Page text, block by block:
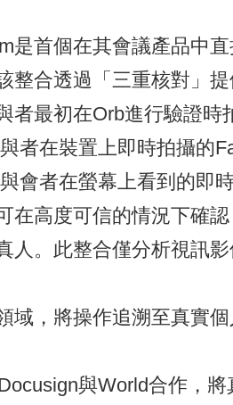
首個在其會議產品中直
整合透過「三重核對」
者最初在Orb進行驗證時
者在裝置上即時拍攝的
會者在螢幕上看到的即
在高度可信的情況下確
人。此整合僅分析視訊
，將操作追溯至真實個
與World合作，將